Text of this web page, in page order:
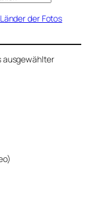
der Fotos
ausgewählter